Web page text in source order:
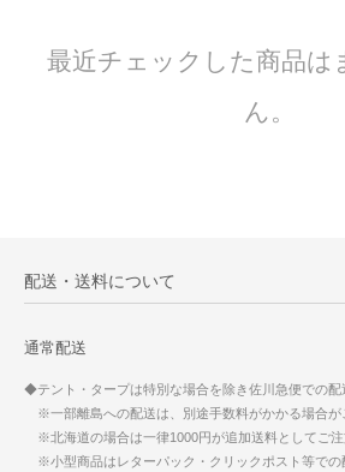
最近チェックした商品は
ん。
配送・送料について
通常配送
◆テント・タープは特別な場合を除き佐川急便での配
※一部離島への配送は、別途手数料がかかる場合が
※北海道の場合は一律1000円が追加送料としてご注
※小型商品はレターパック・クリックポスト等での